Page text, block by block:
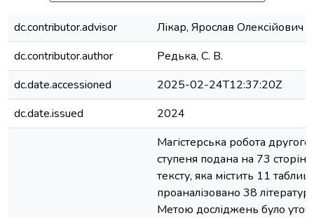
dc.contributor.advisor
Лікар, Ярослав Олексійович
dc.contributor.author
Редька, С. В.
dc.date.accessioned
2025-02-24T12:37:20Z
dc.date.issued
2024
Магістерська робота другого
ступеня подана на 73
тексту, яка містить 11
проаналізовано 38
Метою досліджень було